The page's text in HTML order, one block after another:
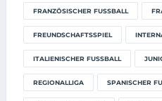
FRANZÖSISCHER FUSSBALL
FREUNDSCHAFTSSPIEL
ITALIENISCHER FUSSBALL
REGIONALLIGA SPANISCHER